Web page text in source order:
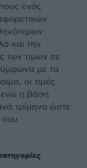
ενός
και την
των τιμών σε
με τα
οι τιμές
ενώ η βάση
τρίμηνο ώστε
που